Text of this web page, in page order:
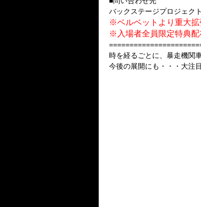
バックステージプロジェク
※ベルベットより重大拡
※入場者全員限定特典配
時を経るごとに、暴走機関
今後の展開にも・・・大注